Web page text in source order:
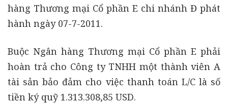
hàng Thương mại Cổ phần E chi nhánh Đ phát
hành ngày 07-7-2011.
Buộc Ngân hàng Thương mại Cổ phần E phải
hoàn trả cho Công ty TNHH một thành viên A
tài sản bảo đảm cho việc thanh toán L/C là số
tiền ký quỹ 1.313.308,85 USD.